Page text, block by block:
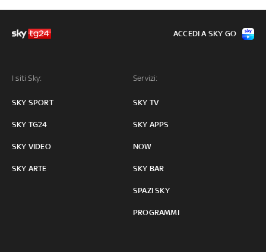
I siti Sky:
SKY SPORT
SKY TG24
SKY VIDEO
SKY ARTE
Servizi:
SKY TV
SKY APPS
NOW
SKY BAR
SPAZI SKY
PROGRAMMI
ACCEDI A SKY GO